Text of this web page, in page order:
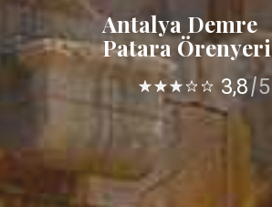
Antalya Demre
Patara Örenyeri
3,8 5